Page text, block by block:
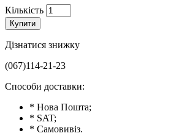
Кількість
Купити
Дізнатися знижку
(067)114-21-23
Способи доставки:
* Нова Пошта;
* SAT;
* Самовивіз.